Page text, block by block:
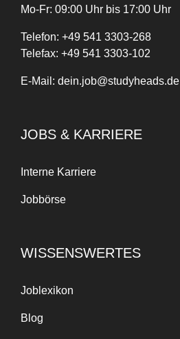
Mo-Fr: 09:00 Uhr bis 17:00 Uhr
Telefon: +49 541 3303-268
Telefax: +49 541 3303-102
E-Mail: dein.job@studyheads.de
JOBS & KARRIERE
Interne Karriere
Jobbörse
WISSENSWERTES
Joblexikon
Blog